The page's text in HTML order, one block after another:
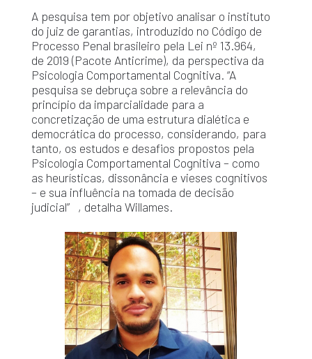
A pesquisa tem por objetivo analisar o instituto
do juiz de garantias, introduzido no Código de
Processo Penal brasileiro pela Lei nº 13.964,
de 2019 (Pacote Anticrime), da perspectiva da
Psicologia Comportamental Cognitiva. “A
pesquisa se debruça sobre a relevância do
princípio da imparcialidade para a
concretização de uma estrutura dialética e
democrática do processo, considerando, para
tanto, os estudos e desafios propostos pela
Psicologia Comportamental Cognitiva – como
as heurísticas, dissonância e vieses cognitivos
– e sua influência na tomada de decisão
judicial” , detalha Willames.